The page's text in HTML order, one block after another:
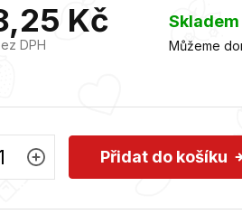
Kč
DPH
Skladem
Můžeme
Přidat do košíku